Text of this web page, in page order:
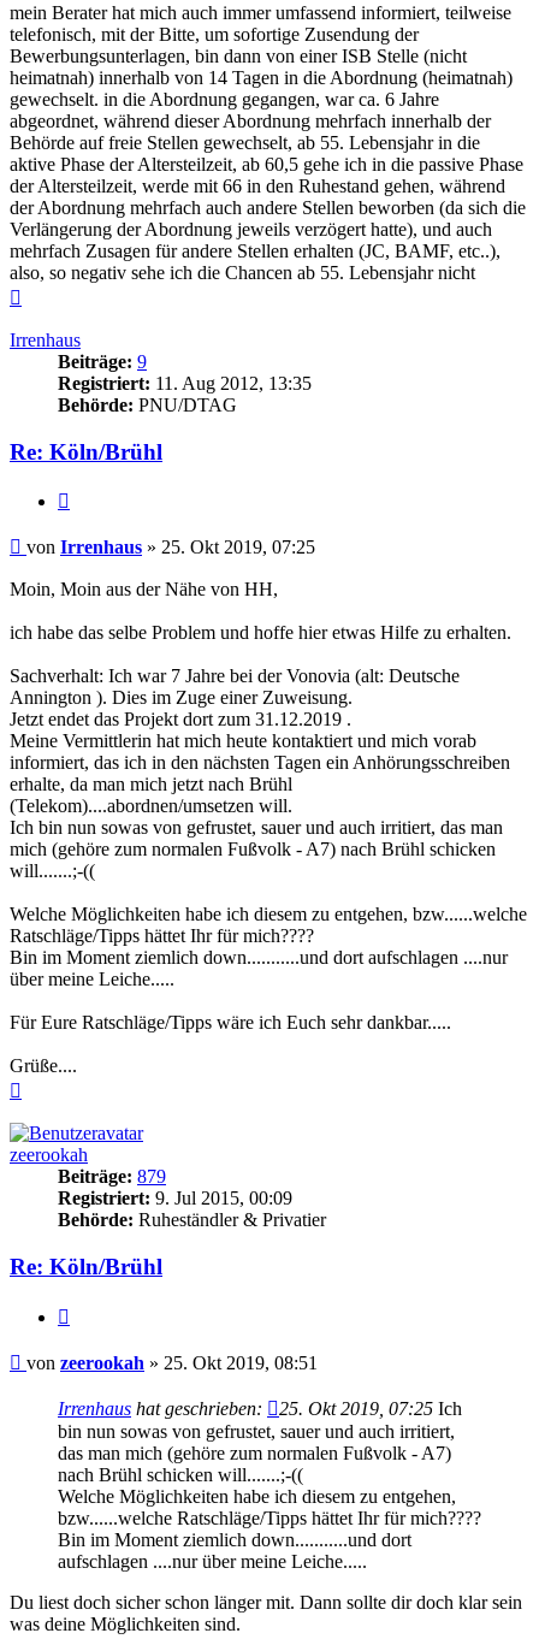
mein Berater hat mich auch immer umfassend informiert, teilweise
telefonisch, mit der Bitte, um sofortige Zusendung der
Bewerbungsunterlagen, bin dann von einer ISB Stelle (nicht
heimatnah) innerhalb von 14 Tagen in die Abordnung (heimatnah)
gewechselt. in die Abordnung gegangen, war ca. 6 Jahre
abgeordnet, während dieser Abordnung mehrfach innerhalb der
Behörde auf freie Stellen gewechselt, ab 55. Lebensjahr in die
aktive Phase der Altersteilzeit, ab 60,5 gehe ich in die passive Phase
der Altersteilzeit, werde mit 66 in den Ruhestand gehen, während
der Abordnung mehrfach auch andere Stellen beworben (da sich die
Verlängerung der Abordnung jeweils verzögert hatte), und auch
mehrfach Zusagen für andere Stellen erhalten (JC, BAMF, etc..),
also, so negativ sehe ich die Chancen ab 55. Lebensjahr nicht
Irrenhaus
Beiträge: 9
Registriert: 11. Aug 2012, 13:35
Behörde: PNU/DTAG
Re: Köln/Brühl
Beitrag
von Irrenhaus » 25. Okt 2019, 07:25
Moin, Moin aus der Nähe von HH,
ich habe das selbe Problem und hoffe hier etwas Hilfe zu erhalten.
Sachverhalt: Ich war 7 Jahre bei der Vonovia (alt: Deutsche
Annington ). Dies im Zuge einer Zuweisung.
Jetzt endet das Projekt dort zum 31.12.2019 .
Meine Vermittlerin hat mich heute kontaktiert und mich vorab
informiert, das ich in den nächsten Tagen ein Anhörungsschreiben
erhalte, da man mich jetzt nach Brühl
(Telekom)....abordnen/umsetzen will.
Ich bin nun sowas von gefrustet, sauer und auch irritiert, das man
mich (gehöre zum normalen Fußvolk - A7) nach Brühl schicken
will.......;-((
Welche Möglichkeiten habe ich diesem zu entgehen, bzw......welche
Ratschläge/Tipps hättet Ihr für mich????
Bin im Moment ziemlich down...........und dort aufschlagen ....nur
über meine Leiche.....
Für Eure Ratschläge/Tipps wäre ich Euch sehr dankbar.....
Grüße....
zeerookah
Beiträge: 879
Registriert: 9. Jul 2015, 00:09
Behörde: Ruheständler & Privatier
Re: Köln/Brühl
Beitrag
von zeerookah » 25. Okt 2019, 08:51
Irrenhaus hat geschrieben: 25. Okt 2019, 07:25 Ich
bin nun sowas von gefrustet, sauer und auch irritiert,
das man mich (gehöre zum normalen Fußvolk - A7)
nach Brühl schicken will.......;-((
Welche Möglichkeiten habe ich diesem zu entgehen,
bzw......welche Ratschläge/Tipps hättet Ihr für mich????
Bin im Moment ziemlich down...........und dort
aufschlagen ....nur über meine Leiche.....
Du liest doch sicher schon länger mit. Dann sollte dir doch klar sein
was deine Möglichkeiten sind.